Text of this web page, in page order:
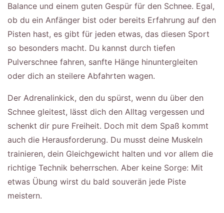
Balance und einem guten Gespür für den Schnee. Egal,
ob du ein Anfänger bist oder bereits Erfahrung auf den
Pisten hast, es gibt für jeden etwas, das diesen Sport
so besonders macht. Du kannst durch tiefen
Pulverschnee fahren, sanfte Hänge hinuntergleiten
oder dich an steilere Abfahrten wagen.
Der Adrenalinkick, den du spürst, wenn du über den
Schnee gleitest, lässt dich den Alltag vergessen und
schenkt dir pure Freiheit. Doch mit dem Spaß kommt
auch die Herausforderung. Du musst deine Muskeln
trainieren, dein Gleichgewicht halten und vor allem die
richtige Technik beherrschen. Aber keine Sorge: Mit
etwas Übung wirst du bald souverän jede Piste
meistern.